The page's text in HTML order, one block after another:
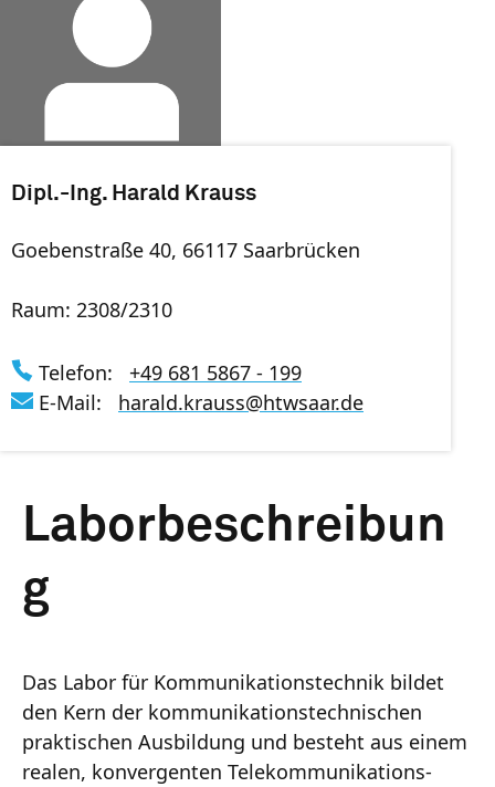
Dipl.-Ing. Harald Krauss
Goebenstraße 40, 66117 Saarbrücken
Raum: 2308/2310
Telefon:
+49 681 5867 - 199
E-Mail:
harald.krauss@htwsaar.de
Laborbeschreibun
g
Das Labor für Kommunikationstechnik bildet
den Kern der kommunikationstechnischen
praktischen Ausbildung und besteht aus einem
realen, konvergenten Telekommunikations-